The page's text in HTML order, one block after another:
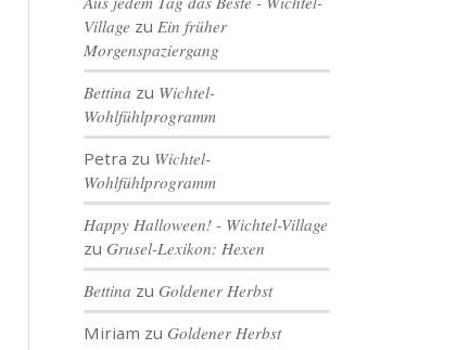
Village zu Ein früher
Morgenspaziergang
Bettina zu Wichtel-
Wohlfühlprogramm
Petra zu Wichtel-
Wohlfühlprogramm
Happy Halloween! - Wichtel-Village
zuGrusel-Lexikon: Hexen
Bettina zuGoldener Herbst
Miriam zuGoldener Herbst